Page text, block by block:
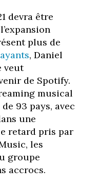
devra être
plus de
, Daniel
veut
de Spotify.
musical
93 pays, avec
une
retard pris par
les
groupe
accrocs.